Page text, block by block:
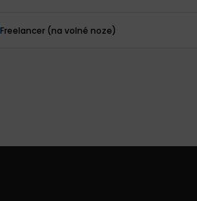
Freelancer (na volné noze)